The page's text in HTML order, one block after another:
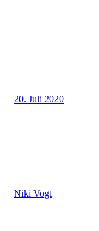
20. Juli 2020
Niki Vogt